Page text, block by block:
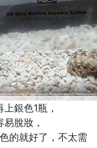
銀色1瓶，
脫妝，
的就好了，不太需